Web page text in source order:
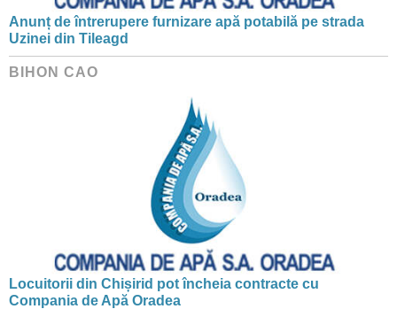
Anunț de întrerupere furnizare apă potabilă pe strada
Uzinei din Tileagd
BIHON CAO
Locuitorii din Chișirid pot încheia contracte cu
Compania de Apă Oradea